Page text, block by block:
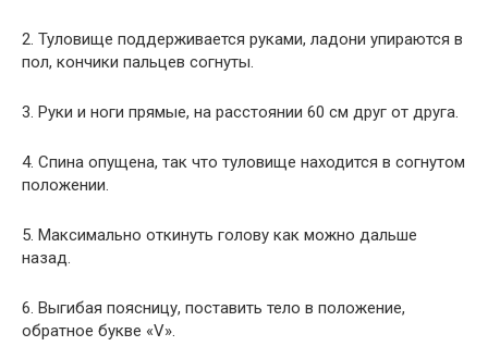
2. Туловище поддерживается руками, ладони упираются в
пол, кончики пальцев согнуты.
3. Руки и ноги прямые, на расстоянии 60 см друг от друга.
4. Спина опущена, так что туловище находится в согнутом
положении.
5. Максимально откинуть голову как можно дальше
назад.
6. Выгибая поясницу, поставить тело в положение,
обратное букве «V».